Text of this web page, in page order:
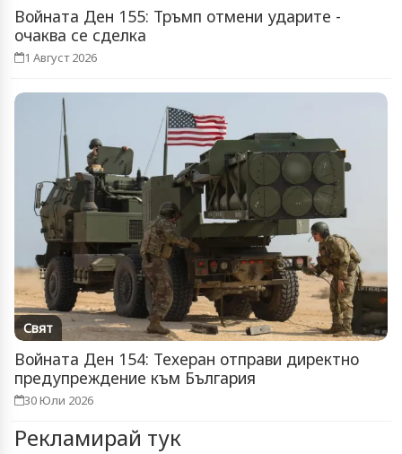
Войната Ден 155: Тръмп отмени ударите -
очаква се сделка
1 Август 2026
Свят
Войната Ден 154: Техеран отправи директно
предупреждение към България
30 Юли 2026
Рекламирай тук